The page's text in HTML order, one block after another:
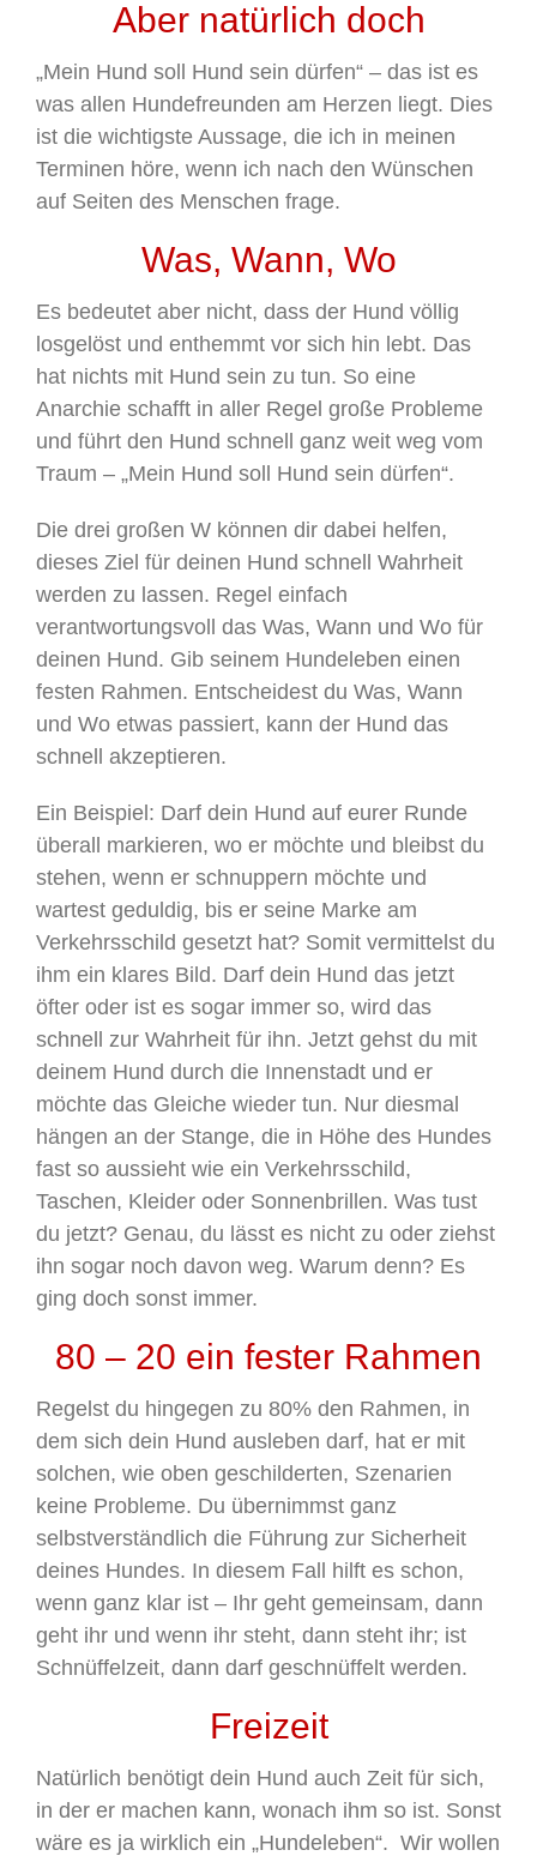
Aber natürlich doch
„Mein Hund soll Hund sein dürfen“ – das ist es
was allen Hundefreunden am Herzen liegt. Dies
ist die wichtigste Aussage, die ich in meinen
Terminen höre, wenn ich nach den Wünschen
auf Seiten des Menschen frage.
Was, Wann, Wo
Es bedeutet aber nicht, dass der Hund völlig
losgelöst und enthemmt vor sich hin lebt. Das
hat nichts mit Hund sein zu tun. So eine
Anarchie schafft in aller Regel große Probleme
und führt den Hund schnell ganz weit weg vom
Traum – „Mein Hund soll Hund sein dürfen“.
Die drei großen W können dir dabei helfen,
dieses Ziel für deinen Hund schnell Wahrheit
werden zu lassen. Regel einfach
verantwortungsvoll das Was, Wann und Wo für
deinen Hund. Gib seinem Hundeleben einen
festen Rahmen. Entscheidest du Was, Wann
und Wo etwas passiert, kann der Hund das
schnell akzeptieren.
Ein Beispiel: Darf dein Hund auf eurer Runde
überall markieren, wo er möchte und bleibst du
stehen, wenn er schnuppern möchte und
wartest geduldig, bis er seine Marke am
Verkehrsschild gesetzt hat? Somit vermittelst du
ihm ein klares Bild. Darf dein Hund das jetzt
öfter oder ist es sogar immer so, wird das
schnell zur Wahrheit für ihn. Jetzt gehst du mit
deinem Hund durch die Innenstadt und er
möchte das Gleiche wieder tun. Nur diesmal
hängen an der Stange, die in Höhe des Hundes
fast so aussieht wie ein Verkehrsschild,
Taschen, Kleider oder Sonnenbrillen. Was tust
du jetzt? Genau, du lässt es nicht zu oder ziehst
ihn sogar noch davon weg. Warum denn? Es
ging doch sonst immer.
80 – 20 ein fester Rahmen
Regelst du hingegen zu 80% den Rahmen, in
dem sich dein Hund ausleben darf, hat er mit
solchen, wie oben geschilderten, Szenarien
keine Probleme. Du übernimmst ganz
selbstverständlich die Führung zur Sicherheit
deines Hundes. In diesem Fall hilft es schon,
wenn ganz klar ist – Ihr geht gemeinsam, dann
geht ihr und wenn ihr steht, dann steht ihr; ist
Schnüffelzeit, dann darf geschnüffelt werden.
Freizeit
Natürlich benötigt dein Hund auch Zeit für sich,
in der er machen kann, wonach ihm so ist. Sonst
wäre es ja wirklich ein „Hundeleben“. Wir wollen